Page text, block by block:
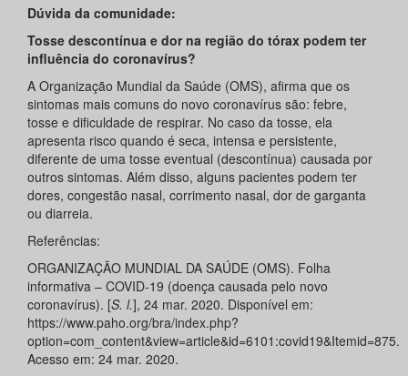
Dúvida da comunidade:
Tosse descontínua e dor na região do tórax podem ter
influência do coronavírus?
A Organização Mundial da Saúde (OMS), afirma que os
sintomas mais comuns do novo coronavírus são: febre,
tosse e dificuldade de respirar. No caso da tosse, ela
apresenta risco quando é seca, intensa e persistente,
diferente de uma tosse eventual (descontínua) causada por
outros sintomas. Além disso, alguns pacientes podem ter
dores, congestão nasal, corrimento nasal, dor de garganta
ou diarreia.
Referências:
ORGANIZAÇÃO MUNDIAL DA SAÚDE (OMS). Folha
informativa – COVID-19 (doença causada pelo novo
coronavírus). [S. l.], 24 mar. 2020. Disponível em:
https://www.paho.org/bra/index.php?
option=com_content&view=article&id=6101:covid19&Itemid=875.
Acesso em: 24 mar. 2020.